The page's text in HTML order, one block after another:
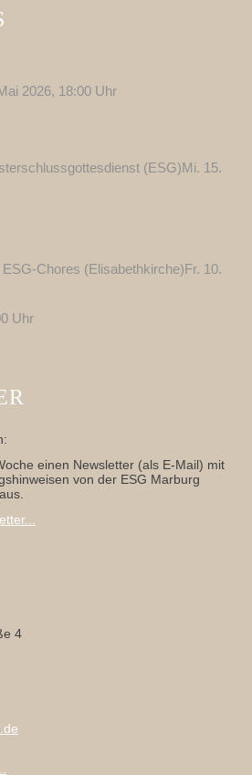
2026, 18:00 Uhr
(ESG)Mi. 15.
Chores (Elisabethkirche)Fr. 10.
Uhr
einen Newsletter (als E-Mail) mit
von der ESG Marburg
4